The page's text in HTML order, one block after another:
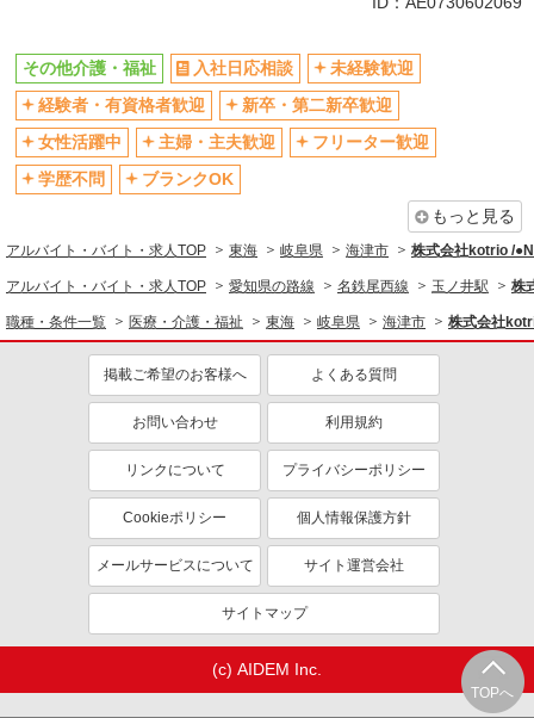
産休・育休取得実績あり
TOPへ
その他介護・福祉 入社日応相談
未経験歓迎
経験者・有資格者歓迎
新卒・第二新卒歓迎
女性活躍中
主婦・主夫歓迎
フリーター歓迎
学歴不問
ブランクOK
もっと見る
アルバイト・バイト・求人TOP 東海 岐阜県 海津市 株式会社kotrio /
アルバイト・バイト・求人TOP 愛知県の路線 名鉄尾西線 玉ノ井駅 株
職種・条件一覧 医療・介護・福祉 東海 岐阜県 海津市 株式会社
掲載ご希望のお客様へ よくある質問
お問い合わせ 利用規約
リンクについて プライバシーポリシー
Cookieポリシー 個人情報保護方針
メールサービスについて サイト運営会社
サイトマップ
(c) AIDEM Inc.